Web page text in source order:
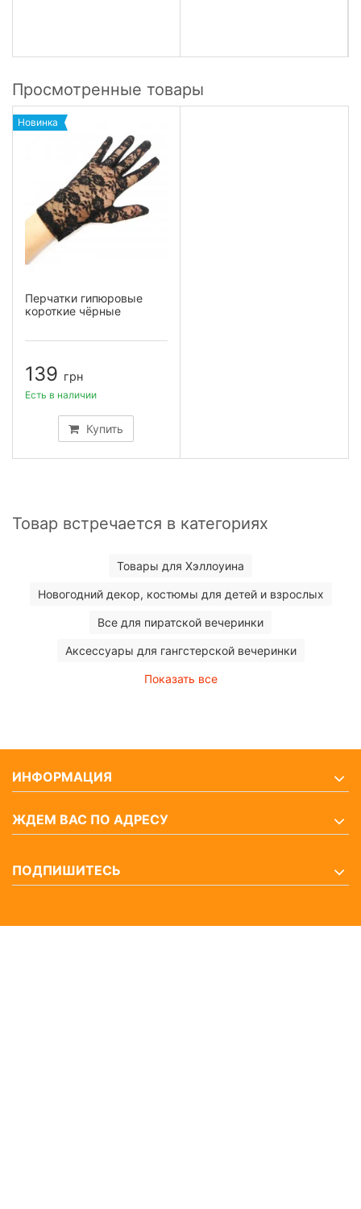
Просмотренные товары
Новинка
Перчатки гипюровые
короткие чёрные
139 грн
Купить
Есть в наличии
Товар встречается в категориях
Товары для Хэллоуина
Новогодний декор, костюмы для детей и взрослых
Все для пиратской вечеринки
Аксессуары для гангстерской вечеринки
Показать все
ИНФОРМАЦИЯ
ЖДЕМ ВАС ПО АДРЕСУ
ПОДПИШИТЕСЬ